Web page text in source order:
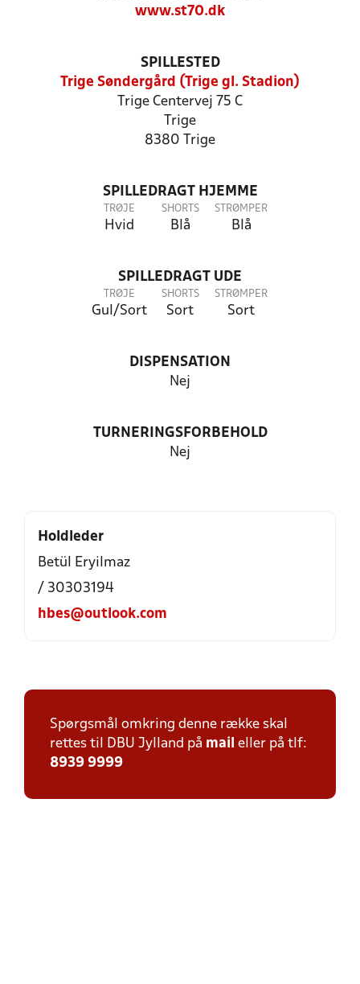
www.st70.dk
SPILLESTED
Trige Søndergård (Trige gl. Stadion)
Trige Centervej 75 C
Trige
8380 Trige
SPILLEDRAGT HJEMME
TRØJE
Hvid
SHORTS
Blå
STRØMPER
Blå
SPILLEDRAGT UDE
TRØJE
Gul/Sort
SHORTS
Sort
STRØMPER
Sort
DISPENSATION
Nej
TURNERINGSFORBEHOLD
Nej
Holdleder
Betül Eryilmaz
/ 30303194
hbes@outlook.com
Spørgsmål omkring denne række skal
rettes til DBU Jylland på mail eller på tlf:
8939 9999